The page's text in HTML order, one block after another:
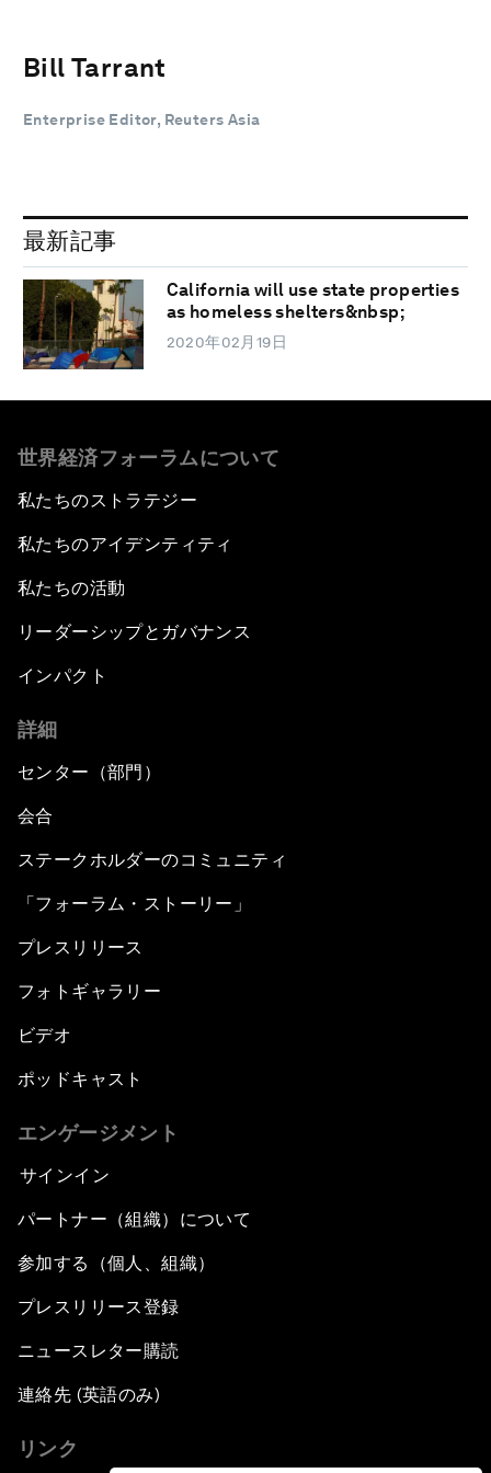
Bill Tarrant
Enterprise Editor, Reuters Asia
最新記事
California will use state properties
as homeless shelters&nbsp;
2020年02月19日
世界経済フォーラムについて
私たちのストラテジー
私たちのアイデンティティ
私たちの活動
リーダーシップとガバナンス
インパクト
詳細
センター（部門）
会合
ステークホルダーのコミュニティ
「フォーラム・ストーリー」
プレスリリース
フォトギャラリー
ビデオ
ポッドキャスト
エンゲージメント
サインイン
パートナー（組織）について
参加する（個人、組織）
プレスリリース登録
ニュースレター購読
連絡先 (英語のみ)
リンク